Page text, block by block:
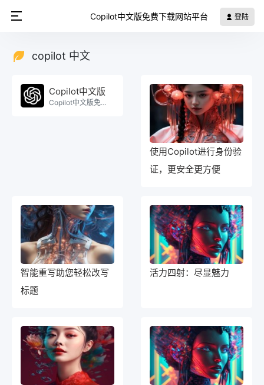
Copilot中文版免费下载网站平台 登陆
copilot 中文
Copilot中文版
Copilot中文版免费使用。
使用Copilot进行身份验
证，更安全更方便
智能重写助您轻松改写
标题
活力四射：尽显魅力